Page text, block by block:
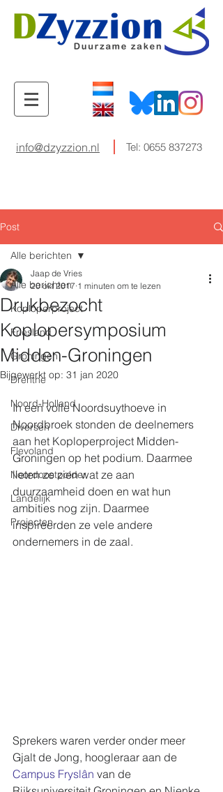
info@dzyzzion.nl Tel: 0655 837273
Post
Alle berichten
Koploperproject
Friesland
Groningen
Drenthe
Noord-Holland
Diversen
Flevoland
Noordoostpolder
Landelijk
Projecten
Alle berichten
Drukbezocht
Koplopersymposium
Midden-Groningen
Jaap de Vries
20 okt 2017 1 minuten om te lezen
Bijgewerkt op: 31 jan 2020
In een volle Noordsuythoeve in
Noordbroek stonden de deelnemers
aan het Koploperproject Midden-
Groningen op het podium. Daarmee
lieten ze zien wat ze aan
duurzaamheid doen en wat hun
ambities nog zijn. Daarmee
inspireerden ze vele andere
ondernemers in de zaal.
Sprekers waren verder onder meer
Gjalt de Jong, hoogleraar aan de
Campus Fryslân van de